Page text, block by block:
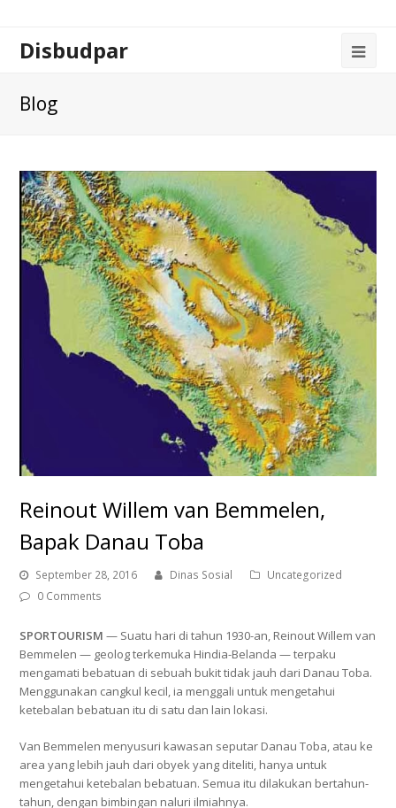
Disbudpar
Blog
Reinout Willem van Bemmelen,
Bapak Danau Toba
September 28, 2016 Dinas Sosial
Uncategorized
0 Comments
SPORTOURISM — Suatu hari di tahun 1930-an, Reinout Willem van
Bemmelen — geolog terkemuka Hindia-Belanda — terpaku
mengamati bebatuan di sebuah bukit tidak jauh dari Danau Toba.
Menggunakan cangkul kecil, ia menggali untuk mengetahui
ketebalan bebatuan itu di satu dan lain lokasi.
Van Bemmelen menyusuri kawasan seputar Danau Toba, atau ke
area yang lebih jauh dari obyek yang diteliti, hanya untuk
mengetahui ketebalan bebatuan. Semua itu dilakukan bertahun-
tahun, dengan bimbingan naluri ilmiahnya.